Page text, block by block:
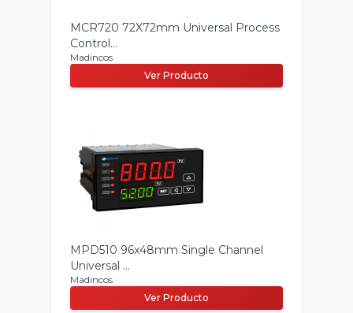
MCR720 72X72mm Universal Process
Control...
Madincos
Ver Producto
MPD510 96x48mm Single Channel
Universal ...
Madincos
Ver Producto